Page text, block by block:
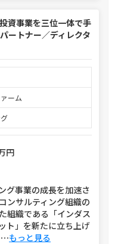
資事業を三位一体で手
ートナー／ディレクタ
ーム
円
グ事業の成長を加速さ
ンサルティング組織の
組織である「インダス
ト」を新たに立ち上げ
⋯もっと見る